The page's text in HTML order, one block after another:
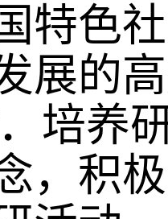
特色
展的
培养
，积